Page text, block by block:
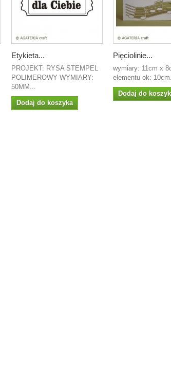
Etykieta...
PROJEKT: RYSA STEMPEL
POLIMEROWY WYMIARY:
50MM...
Dodaj do koszyka
Pięciolinie...
wymiary: 11cm x
elementu ok:
Dodaj do